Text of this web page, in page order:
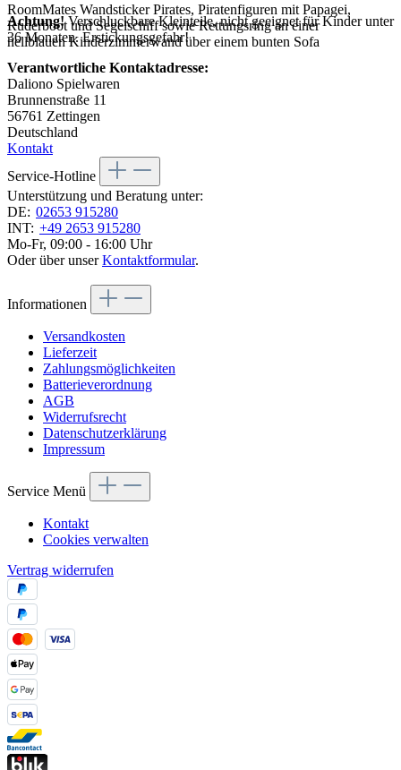
RoomMates Wandsticker Pirates, Piratenfiguren mit Papagei,
Ruderboot und Segelschiff sowie Rettungsring an einer
hellblauen Kinderzimmerwand über einem bunten Sofa
Achtung!Verschluckbare Kleinteile, nicht geeignet für Kinder unter
36 Monaten. Erstickungsgefahr!
Verantwortliche Kontaktadresse:
Daliono Spielwaren
Brunnenstraße 11
56761 Zettingen
Deutschland
Kontakt
Service-Hotline
Unterstützung und Beratung unter:
DE: 02653 915280
INT: +49 2653 915280
Mo-Fr, 09:00 - 16:00 Uhr
Oder über unserKontaktformular.
Informationen
Versandkosten
Lieferzeit
Zahlungsmöglichkeiten
Batterieverordnung
AGB
Widerrufsrecht
Datenschutzerklärung
Impressum
Service Menü
Kontakt
Cookies verwalten
Vertrag widerrufen